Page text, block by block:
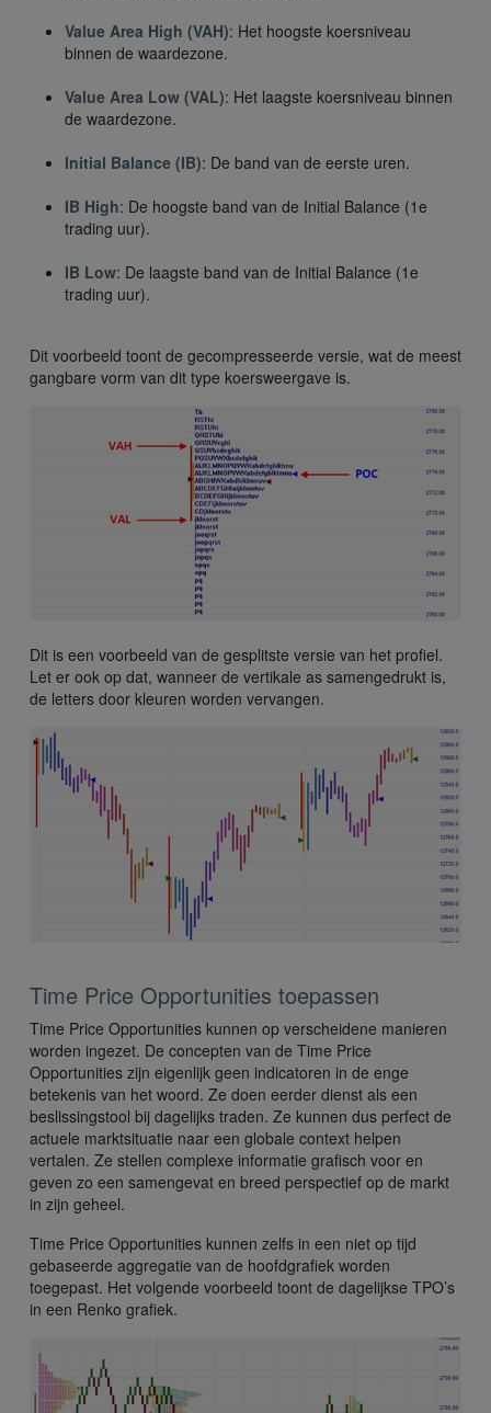
Value Area High (VAH): Het hoogste koersniveau
binnen de waardezone.
Value Area Low (VAL): Het laagste koersniveau binnen
de waardezone.
Initial Balance (IB): De band van de eerste uren.
IB High: De hoogste band van de Initial Balance (1e
trading uur).
IB Low: De laagste band van de Initial Balance (1e
trading uur).
Dit voorbeeld toont de gecompresseerde versie, wat de meest
gangbare vorm van dit type koersweergave is.
Dit is een voorbeeld van de gesplitste versie van het profiel.
Let er ook op dat, wanneer de vertikale as samengedrukt is,
de letters door kleuren worden vervangen.
Time Price Opportunities toepassen
Time Price Opportunities kunnen op verscheidene manieren
worden ingezet. De concepten van de Time Price
Opportunities zijn eigenlijk geen indicatoren in de enge
betekenis van het woord. Ze doen eerder dienst als een
beslissingstool bij dagelijks traden. Ze kunnen dus perfect de
actuele marktsituatie naar een globale context helpen
vertalen. Ze stellen complexe informatie grafisch voor en
geven zo een samengevat en breed perspectief op de markt
in zijn geheel.
Time Price Opportunities kunnen zelfs in een niet op tijd
gebaseerde aggregatie van de hoofdgrafiek worden
toegepast. Het volgende voorbeeld toont de dagelijkse TPO’s
in een Renko grafiek.